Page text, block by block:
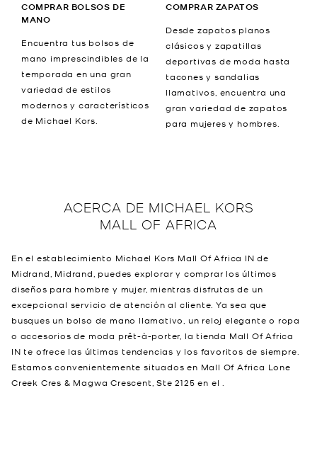
COMPRAR BOLSOS DE
MANO
Encuentra tus bolsos de
mano imprescindibles de la
temporada en una gran
variedad de estilos
modernos y característicos
de Michael Kors.
COMPRAR ZAPATOS
Desde zapatos planos
clásicos y zapatillas
deportivas de moda hasta
tacones y sandalias
llamativos, encuentra una
gran variedad de zapatos
para mujeres y hombres.
ACERCA DE MICHAEL KORS
MALL OF AFRICA
En el establecimiento Michael Kors Mall Of Africa IN de
Midrand, Midrand, puedes explorar y comprar los últimos
diseños para hombre y mujer, mientras disfrutas de un
excepcional servicio de atención al cliente. Ya sea que
busques un bolso de mano llamativo, un reloj elegante o ropa
o accesorios de moda prêt-à-porter, la tienda Mall Of Africa
IN te ofrece las últimas tendencias y los favoritos de siempre.
Estamos convenientemente situados en Mall Of Africa Lone
Creek Cres & Magwa Crescent, Ste 2125 en el .